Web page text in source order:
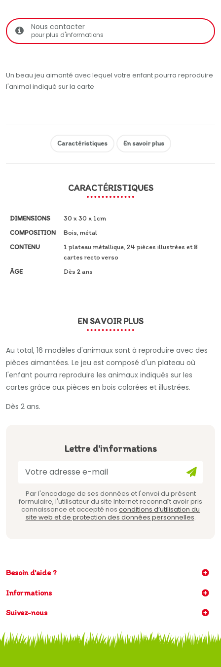
Nous contacter
pour plus d'informations
Un beau jeu aimanté avec lequel votre enfant pourra reproduire
l'animal indiqué sur la carte
Caractéristiques En savoir plus
CARACTÉRISTIQUES
DIMENSIONS
30 x 30 x 1cm
COMPOSITION
Bois, métal
CONTENU
1 plateau métallique, 24 pièces illustrées et 8
cartes recto verso
ÂGE
Dès 2 ans
EN SAVOIR PLUS
Au total, 16 modèles d'animaux sont à reproduire avec des
pièces aimantées. Le jeu est composé d'un plateau où
l'enfant pourra reproduire les animaux indiqués sur les
cartes grâce aux pièces en bois colorées et illustrées.
Dès 2 ans.
Lettre d'informations
Par l'encodage de ses données et l'envoi du présent
formulaire, l'utilisateur du site Internet reconnaît avoir pris
connaissance et accepté nos conditions d’utilisation du
site web et de protection des données personnelles.
Besoin d'aide ?
Informations
Suivez-nous